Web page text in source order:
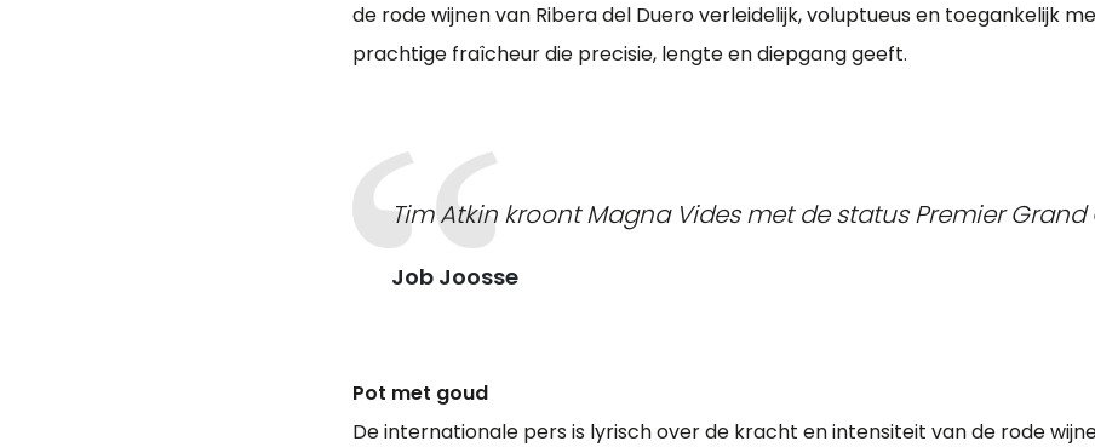
de rode wijnen van Ribera del Duero verleidelijk, voluptueus en toegankelijk
prachtige fraîcheur die precisie, lengte en diepgang geeft.
Tim Atkin kroont Magna Vides met de status Premier Grand
Job Joosse
Pot met goud
De internationale pers is lyrisch over de kracht en intensiteit van de rode